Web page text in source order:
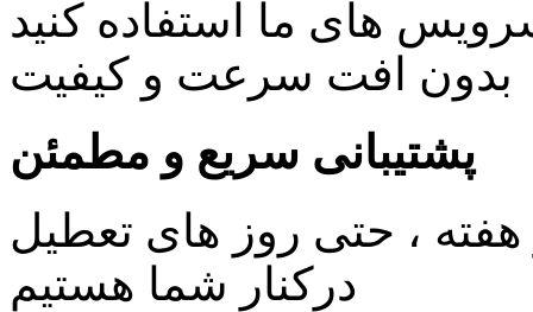
های ما استفاده کنید
بدون افت سرعت و کیفیت
پشتیبانی سریع و مطمئن
24 ساعته در 7 روز هفته ، حتی روز های تعطیل
درکنار شما هستیم